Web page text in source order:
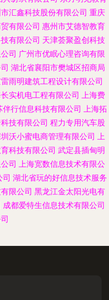
汇鑫科技股份有限公司 重庆
有限公司 惠州市艾德智教育
有限公司 天津荟聚盈创科技
司 广州市优眠心理咨询有限
湖北省襄阳市樊城区招商局
雨明建筑工程设计有限公司
长实机电工程有限公司
上海费
伴行信息科技有限公司
上海拓
技有限公司 程力专用汽车股
沃小蜜电商管理有限公司
上
科技有限公司 武定县插甸明
司
上海宽数信息技术有限公
司 湖北省玩的好信息技术服务
限公司 黑龙江金太阳光电有
成都爱特生信息技术有限公司